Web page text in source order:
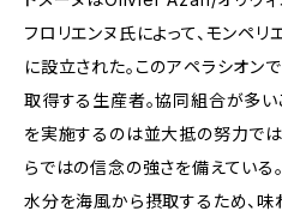
フロリエンヌ氏によって、モンペ
に設立された。このアペラシオン
取得する生産者。協同組合が多
を実施するのは並大抵の努力で
らではの信念の強さを備えている
水分を海風から摂取するため、味